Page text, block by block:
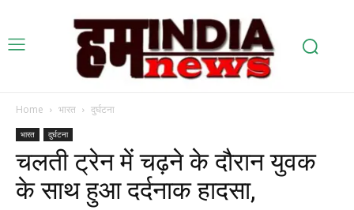
Home भारत दुर्घटना
भारत दुर्घटना
चलती ट्रेन में चढ़ने के दौरान युवक
के साथ हुआ दर्दनाक हादसा,